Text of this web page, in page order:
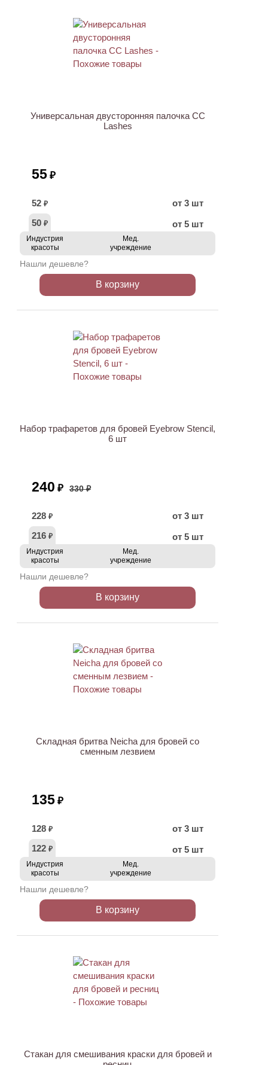
Универсальная двусторонняя палочка CC
Lashes
55 ₽
52 ₽
от 3 шт
50 ₽ от 5 шт
Индустрия
красоты
Мед.
учреждение
Нашли дешевле?
В корзину
Набор трафаретов для бровей Eyebrow Stencil,
6 шт
240 ₽ 330 ₽
228 ₽
от 3 шт
216 ₽ от 5 шт
Индустрия
красоты
Мед.
учреждение
Нашли дешевле?
В корзину
Складная бритва Neicha для бровей со
сменным лезвием
135 ₽
128 ₽
от 3 шт
122 ₽ от 5 шт
Индустрия
красоты
Мед.
учреждение
Нашли дешевле?
В корзину
Стакан для смешивания краски для бровей и